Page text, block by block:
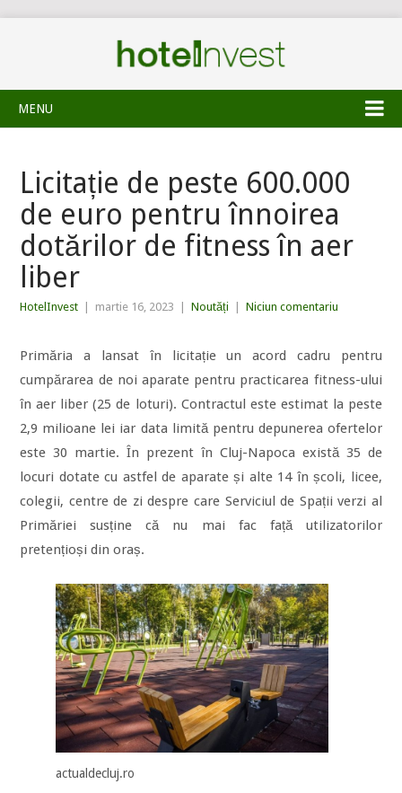
MENU
Licitație de peste 600.000
de euro pentru înnoirea
dotărilor de fitness în aer
liber
HotelInvest martie 16, 2023 Noutăți Niciun comentariu
Primăria a lansat în licitație un acord cadru pentru
cumpărarea de noi aparate pentru practicarea fitness-ului
în aer liber (25 de loturi). Contractul este estimat la peste
2,9 milioane lei iar data limită pentru depunerea ofertelor
este 30 martie. În prezent în Cluj-Napoca există 35 de
locuri dotate cu astfel de aparate și alte 14 în școli, licee,
colegii, centre de zi despre care Serviciul de Spații verzi al
Primăriei susține că nu mai fac față utilizatorilor
pretențioși din oraș.
actualdecluj.ro